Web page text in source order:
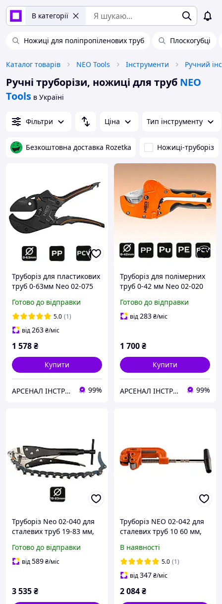
В категорії
Ножиці для поліпропіленових труб Плоскогубці
Каталог товарів NEO Tools Інструменти Ручний
Ручні труборізи, ножиці для труб NEO
Tools в Україні
Фільтри Ціна Тип інструменту
Безкоштовна доставка Rozetka Ножиці-труборіз
Труборіз для пластикових
труб 0-63мм Neo 02-075
Готово до відправки
5.0 (1)
від263₴/міс
1 578₴
Купити
АРСЕНАЛ ІНСТРУМЕНТА 99%
Труборіз для полімерних
труб 0-42 мм Neo 02-020
Готово до відправки
від283₴/міс
1 700₴
Купити
АРСЕНАЛ ІНСТРУМЕНТА 99%
Труборіз Neo 02-040 для
сталевих труб 19-83 мм,
Готово до відправки
від589₴/міс
3 535₴
Труборіз NEO 02-042 для
сталевих труб 10 60 мм,
В наявності
5.0 (1)
від347₴/міс
2 084₴